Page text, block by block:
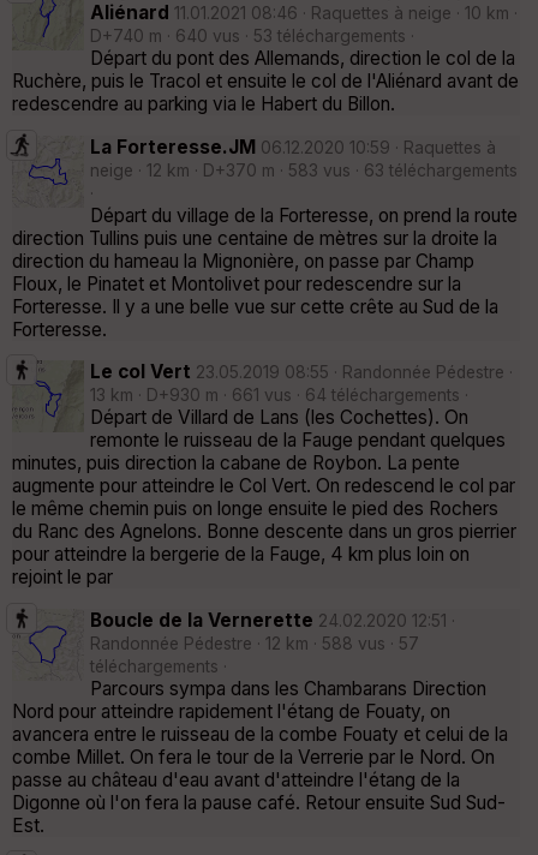
Aliénard 11.01.2021 08:46 · Raquettes à neige · 10 km ·
D+740 m · 640 vus · 53 téléchargements ·
Départ du pont des Allemands, direction le col de la
Ruchère, puis le Tracol et ensuite le col de l'Aliénard avant de
redescendre au parking via le Habert du Billon.
La Forteresse.JM 06.12.2020 10:59 · Raquettes à
neige · 12 km · D+370 m · 583 vus · 63 téléchargements
·
Départ du village de la Forteresse, on prend la route
direction Tullins puis une centaine de mètres sur la droite la
direction du hameau la Mignonière, on passe par Champ
Floux, le Pinatet et Montolivet pour redescendre sur la
Forteresse. Il y a une belle vue sur cette crête au Sud de la
Forteresse.
Le col Vert 23.05.2019 08:55 · Randonnée Pédestre ·
13 km · D+930 m · 661 vus · 64 téléchargements ·
Départ de Villard de Lans (les Cochettes). On
remonte le ruisseau de la Fauge pendant quelques
minutes, puis direction la cabane de Roybon. La pente
augmente pour atteindre le Col Vert. On redescend le col par
le même chemin puis on longe ensuite le pied des Rochers
du Ranc des Agnelons. Bonne descente dans un gros pierrier
pour atteindre la bergerie de la Fauge, 4 km plus loin on
rejoint le par
Boucle de la Vernerette 24.02.2020 12:51 ·
Randonnée Pédestre · 12 km · 588 vus · 57
téléchargements ·
Parcours sympa dans les Chambarans Direction
Nord pour atteindre rapidement l'étang de Fouaty, on
avancera entre le ruisseau de la combe Fouaty et celui de la
combe Millet. On fera le tour de la Verrerie par le Nord. On
passe au château d'eau avant d'atteindre l'étang de la
Digonne où l'on fera la pause café. Retour ensuite Sud Sud-
Est.